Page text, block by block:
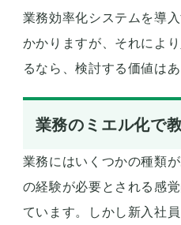
業務効率化システムを導
かかりますが、それによ
るなら、検討する価値はあ
業務のミエル化で
業務にはいくつかの種類
の経験が必要とされる感
ています。しかし新入社